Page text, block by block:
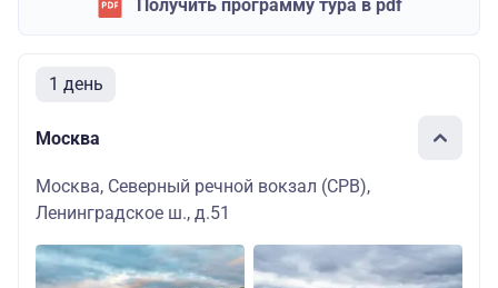
Получить программу тура в pdf
1 день
Москва
Москва, Северный речной вокзал (СРВ),
Ленинградское ш., д.51